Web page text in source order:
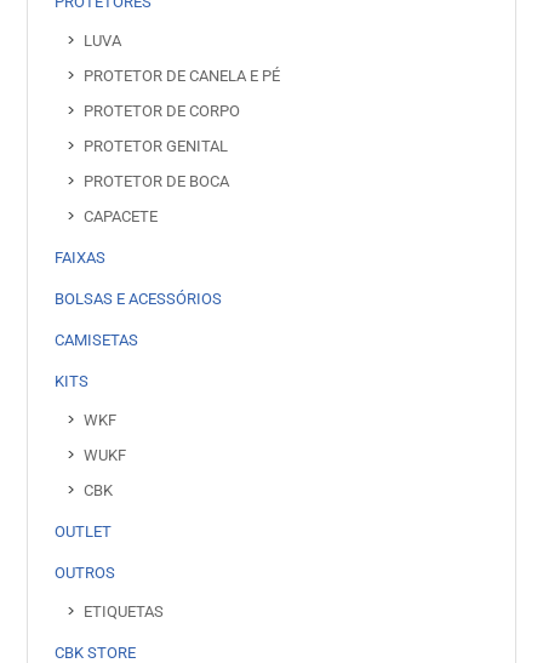
LUVA
PROTETOR DE CANELA E PÉ
PROTETOR DE CORPO
PROTETOR GENITAL
PROTETOR DE BOCA
CAPACETE
FAIXAS
BOLSAS E ACESSÓRIOS
CAMISETAS
KITS
WKF
WUKF
CBK
OUTLET
OUTROS
ETIQUETAS
CBK STORE